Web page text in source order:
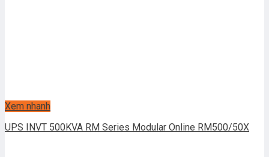
Xem nhanh
UPS INVT 500KVA RM Series Modular Online RM500/50X